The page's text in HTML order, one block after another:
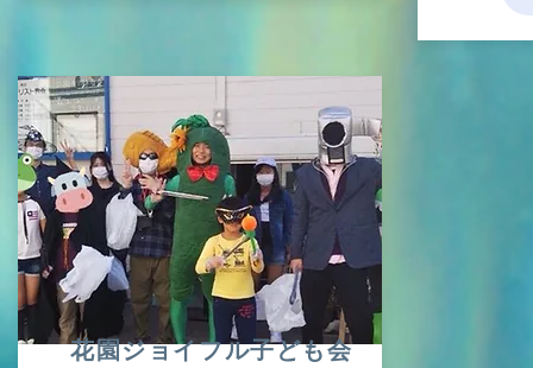
花園ジョイフル子ども会